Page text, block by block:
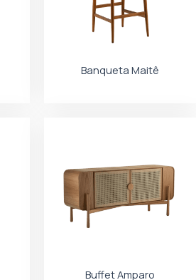
Banqueta Maitê
Buffet Amparo